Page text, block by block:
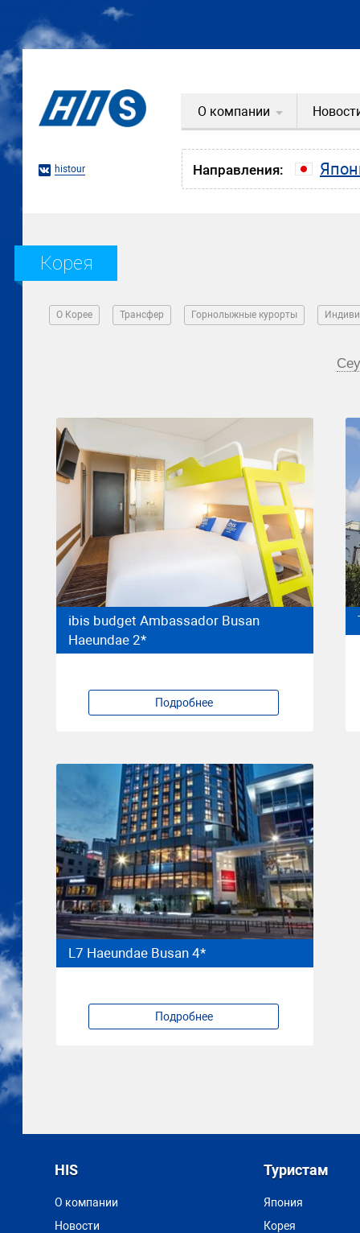
О компании
histour Направления:
Корея
О Корее Трансфер Горнолыжные курорты
Подробнее
ibis budget Ambassador Busan
Haeundae 2*
Подробнее
L7 Haeundae Busan 4*
HIS
О компании
Новости
Туристам
Япония
Корея